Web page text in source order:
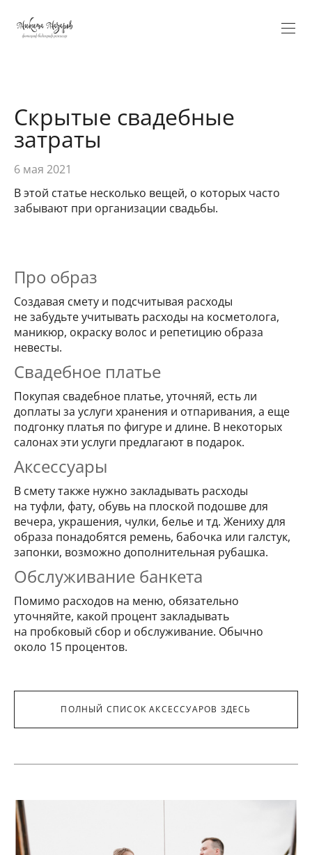
Verification: 5584fa100ee17ae9
Скрытые свадебные
затраты
6 мая 2021
В этой статье несколько вещей, о которых часто
забывают при организации свадьбы.
Про образ
Создавая смету и подсчитывая расходы
не забудьте учитывать расходы на косметолога,
маникюр, окраску волос и репетицию образа
невесты.
Свадебное платье
Покупая свадебное платье, уточняй, есть ли
доплаты за услуги хранения и отпаривания, а еще
подгонку платья по фигуре и длине. В некоторых
салонах эти услуги предлагают в подарок.
Аксессуары
В смету также нужно закладывать расходы
на туфли, фату, обувь на плоской подошве для
вечера, украшения, чулки, белье и тд. Жениху для
образа понадобятся ремень, бабочка или галстук,
запонки, возможно дополнительная рубашка.
Обслуживание банкета
Помимо расходов на меню, обязательно
уточняйте, какой процент закладывать
на пробковый сбор и обслуживание. Обычно
около 15 процентов.
ПОЛНЫЙ СПИСОК АКСЕССУАРОВ ЗДЕСЬ